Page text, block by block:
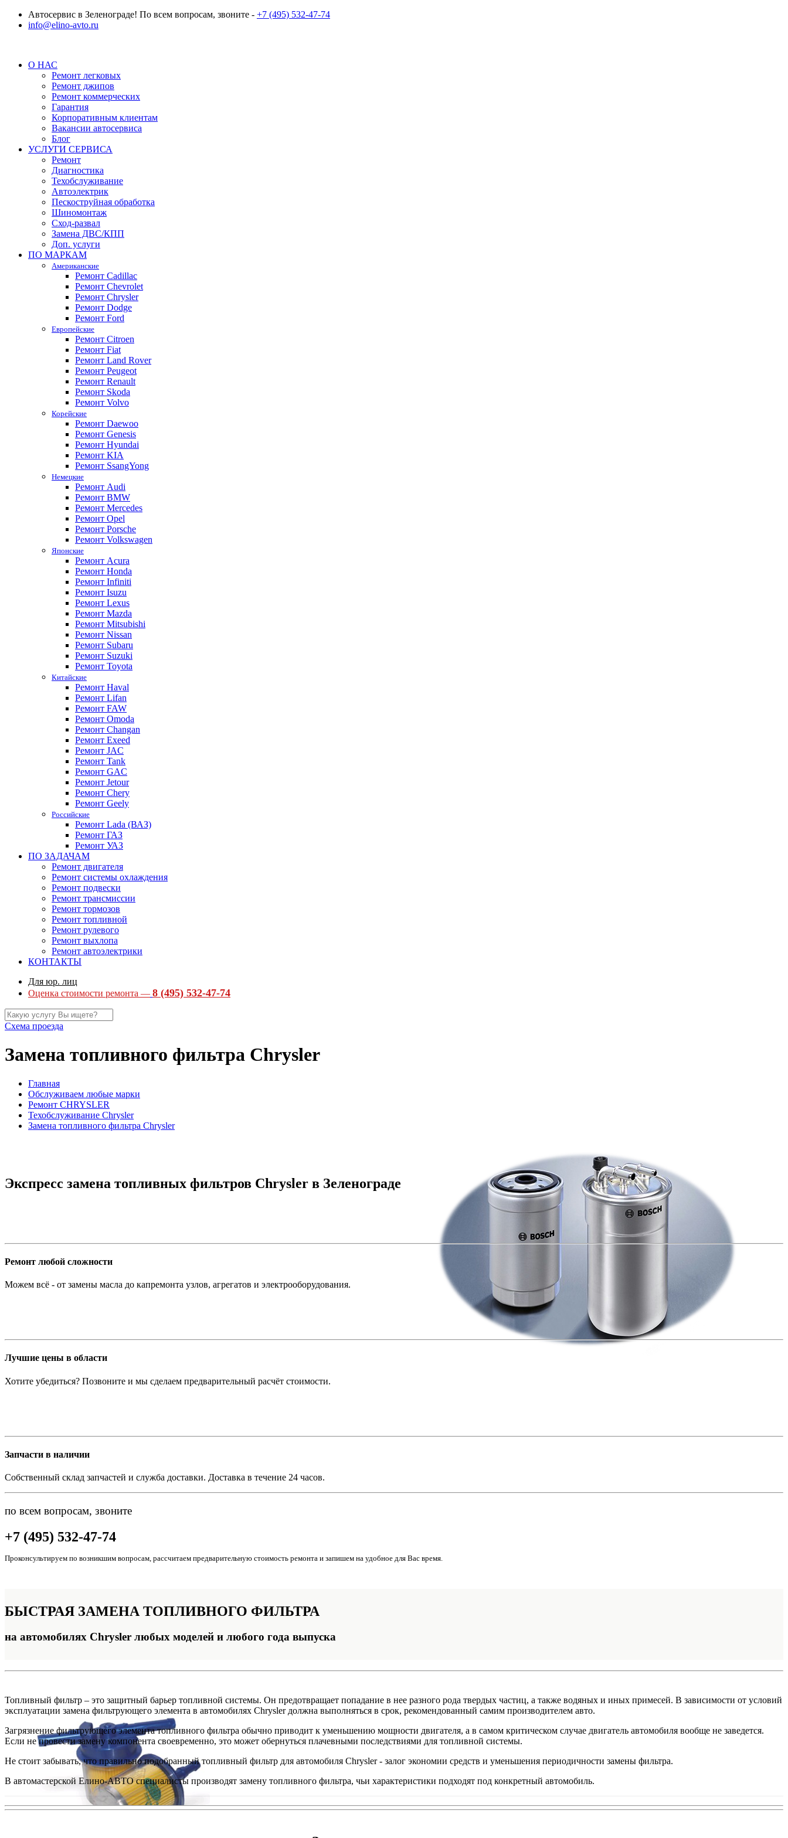
Автосервис в Зеленограде! По всем вопросам, звоните - +7 (495) 532-47-74
info@elino-avto.ru
О НАС
Ремонт легковых
Ремонт джипов
Ремонт коммерческих
Гарантия
Корпоративным клиентам
Вакансии автосервиса
Блог
УСЛУГИ СЕРВИСА
Ремонт
Диагностика
Техобслуживание
Автоэлектрик
Пескоструйная обработка
Шиномонтаж
Сход-развал
Замена ДВС/КПП
Доп. услуги
ПО МАРКАМ
Американские
Ремонт Cadillac
Ремонт Chevrolet
Ремонт Chrysler
Ремонт Dodge
Ремонт Ford
Европейские
Ремонт Citroen
Ремонт Fiat
Ремонт Land Rover
Ремонт Peugeot
Ремонт Renault
Ремонт Skoda
Ремонт Volvo
Корейские
Ремонт Daewoo
Ремонт Genesis
Ремонт Hyundai
Ремонт KIA
Ремонт SsangYong
Немецкие
Ремонт Audi
Ремонт BMW
Ремонт Mercedes
Ремонт Opel
Ремонт Porsche
Ремонт Volkswagen
Японские
Ремонт Acura
Ремонт Honda
Ремонт Infiniti
Ремонт Isuzu
Ремонт Lexus
Ремонт Mazda
Ремонт Mitsubishi
Ремонт Nissan
Ремонт Subaru
Ремонт Suzuki
Ремонт Toyota
Китайские
Ремонт Haval
Ремонт Lifan
Ремонт FAW
Ремонт Omoda
Ремонт Changan
Ремонт Exeed
Ремонт JAC
Ремонт Tank
Ремонт GAC
Ремонт Jetour
Ремонт Chery
Ремонт Geely
Российские
Ремонт Lada (ВАЗ)
Ремонт ГАЗ
Ремонт УАЗ
ПО ЗАДАЧАМ
Ремонт двигателя
Ремонт системы охлаждения
Ремонт подвески
Ремонт трансмиссии
Ремонт тормозов
Ремонт топливной
Ремонт рулевого
Ремонт выхлопа
Ремонт автоэлектрики
КОНТАКТЫ
Для юр. лиц
Оценка стоимости ремонта — 8 (495) 532-47-74
Схема проезда
Замена топливного фильтра Chrysler
Главная
Обслуживаем любые марки
Ремонт CHRYSLER
Техобслуживание Chrysler
Замена топливного фильтра Chrysler
Экспресс замена топливных фильтров Chrysler в Зеленограде
Ремонт любой сложности
Можем всё - от замены масла до капремонта узлов, агрегатов и электрооборудования.
Лучшие цены в области
Хотите убедиться? Позвоните и мы сделаем предварительный расчёт стоимости.
Запчасти в наличии
Собственный склад запчастей и служба доставки. Доставка в течение 24 часов.
по всем вопросам, звоните
+7 (495) 532-47-74
Проконсультируем по возникшим вопросам, рассчитаем предварительную стоимость ремонта и запишем на удобное для Вас время.
БЫСТРАЯ ЗАМЕНА ТОПЛИВНОГО ФИЛЬТРА
на автомобилях Chrysler любых моделей и любого года выпуска
Топливный фильтр – это защитный барьер топливной системы. Он предотвращает попадание в нее разного рода твердых частиц, а также водяных и иных примесей. В зависимости от условий
эксплуатации замена фильтрующего элемента в автомобилях Chrysler должна выполняться в срок, рекомендованный самим производителем авто.
Загрязнение фильтрующего элемента топливного фильтра обычно приводит к уменьшению мощности двигателя, а в самом критическом случае двигатель автомобиля вообще не заведется.
Если не провести замену компонента своевременно, это может обернуться плачевными последствиями для топливной системы.
Не стоит забывать, что правильно подобранный топливный фильтр для автомобиля Chrysler - залог экономии средств и уменьшения периодичности замены фильтра.
В автомастерской Елино-АВТО специалисты производят замену топливного фильтра, чьи характеристики подходят под конкретный автомобиль.